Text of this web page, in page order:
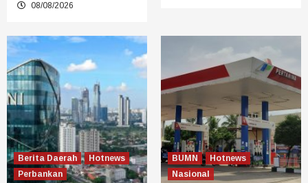
08/08/2026
Berita Daerah
Hotnews
Perbankan
BUMN
Hotnews
Nasional